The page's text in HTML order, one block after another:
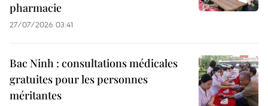
pharmacie
27/07/2026 03:41
Bac Ninh : consultations médicales
gratuites pour les personnes
méritantes